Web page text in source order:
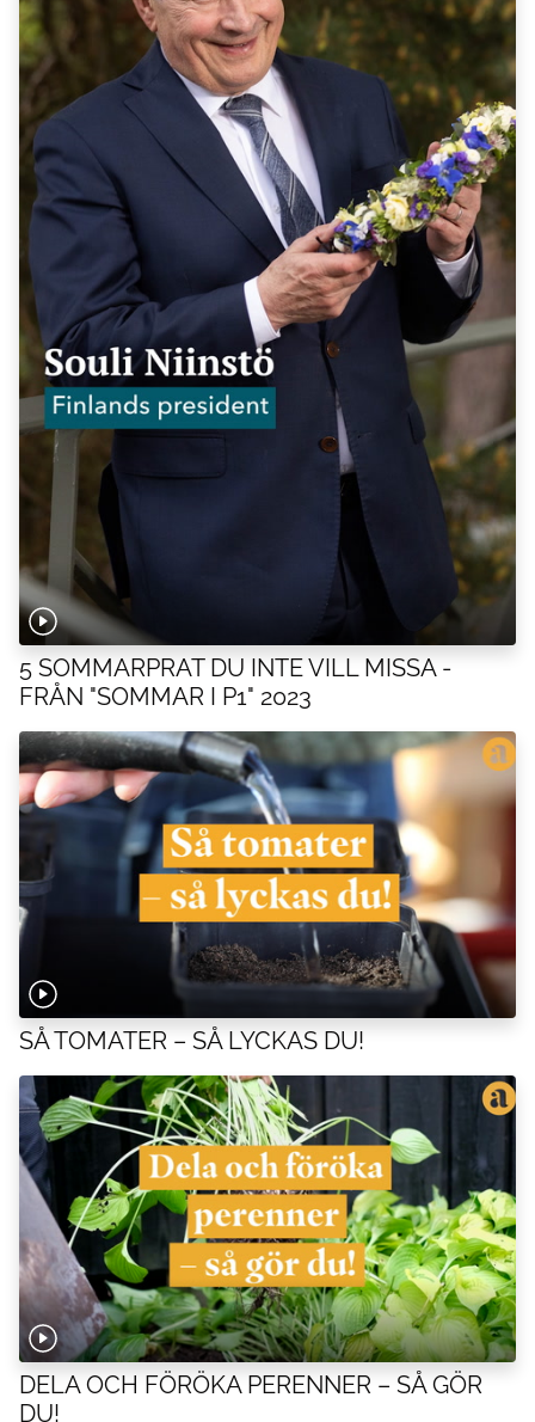
5 SOMMARPRAT DU INTE VILL MISSA -
FRÅN "SOMMAR I P1" 2023
SÅ TOMATER – SÅ LYCKAS DU!
DELA OCH FÖRÖKA PERENNER – SÅ GÖR
DU!